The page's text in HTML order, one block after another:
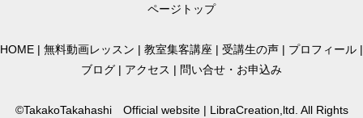
ページトップ
HOME | 無料動画レッスン | 教室集客講座 | 受講生の声 | プロフィール |
ブログ | アクセス | 問い合せ・お申込み
©TakakoTakahashi Official website | LibraCreation,ltd. All Rights